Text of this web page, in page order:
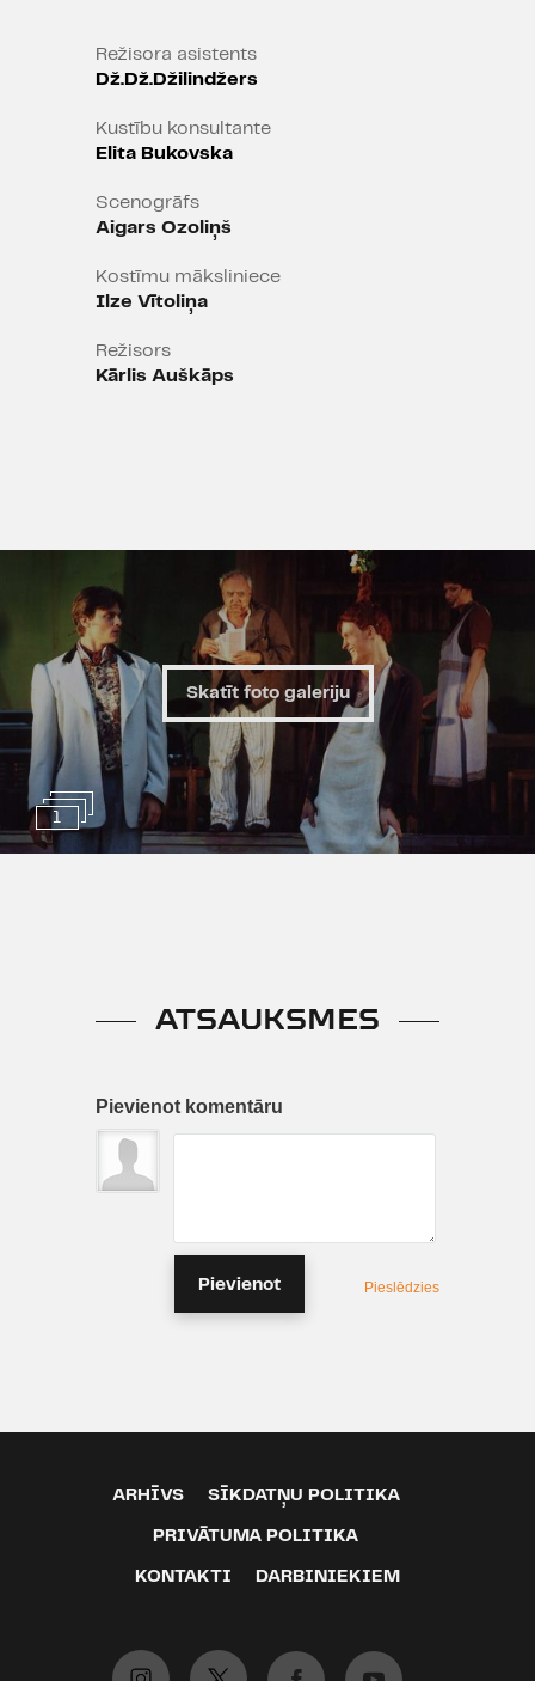
Režisora asistents
Dž.Dž.Džilindžers
Kustību konsultante
Elita Bukovska
Scenogrāfs
Aigars Ozoliņš
Kostīmu māksliniece
Ilze Vītoliņa
Režisors
Kārlis Auškāps
1
Skatīt foto galeriju
ATSAUKSMES
Pievienot komentāru
Pievienot Pieslēdzies
ARHĪVS SĪKDATŅU POLITIKA
PRIVĀTUMA POLITIKA
KONTAKTI DARBINIEKIEM